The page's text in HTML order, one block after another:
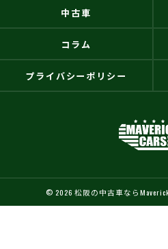
中古車
コラム
プライバシーポリシー
© 2026 松阪の中古車なら